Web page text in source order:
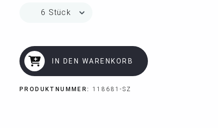
IN DEN WARENKORB
PRODUKTNUMMER: 118681-SZ